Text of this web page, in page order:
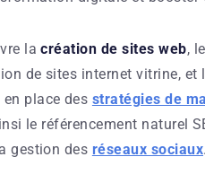
lacréation de sites web,
de sites internet vitrine, et
place des stratégies de
le référencement naturel
gestion des réseaux sociaux.